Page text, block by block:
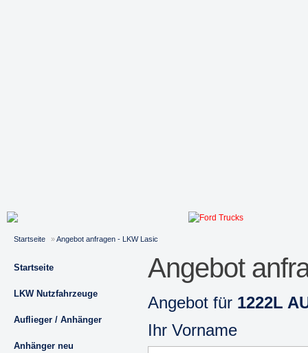
Startseite »Angebot anfragen - LKW Lasic
Startseite
LKW Nutzfahrzeuge
Auflieger / Anhänger
Anhänger neu
Angebot
Angebot für 1222L
Ihr Vorname